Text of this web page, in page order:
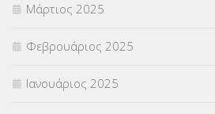
Μάρτιος 2025
Φεβρουάριος 2025
Ιανουάριος 2025